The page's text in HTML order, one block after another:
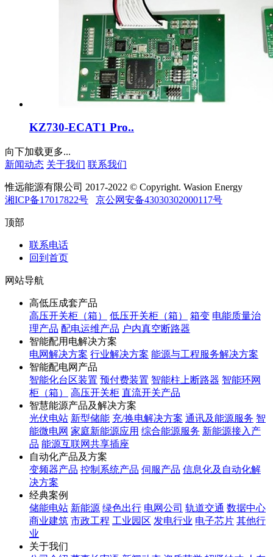
KZ730-ECAT1 Pro..
向下加载更多...
新闻动态 关于我们 联系我们
惟远能源有限公司 2017-2022 © Copyright. Wasion Energy
湘ICP备17017822号
京公网安备43030302000117号
顶部
联系电话
回到首页
网站导航
高低压成套产品
高压开关柜（箱）
低压开关柜（箱） 箱变 电能质量治
理产品 配电运维产品 户内真空断路器
智能配用电解决方案
电网解决方案 行业解决方案 能源与工程服务解决方案
智能配电网产品
智能化台区装置 预付费装置 智能柱上断路器 智能环网
柜（箱）
高压开关柜 直流开关产品
智慧能源产品及解决方案
光伏电站 新型储能 充/换电解决方案 通讯及能源服务 智
能微电网 家庭新能源应用 综合能源服务 新能源接入产
品 能源互联网共享插座
自动化产品及方案
变频器产品 控制系统产品 伺服产品 信息化及自动化解
决方案
经典案例
储能电站 新能源 绿色出行 电网公司 轨道交通 数据中心
商业建筑 市政工程 工业园区 发电行业 电子芯片 其他行
业
关于我们